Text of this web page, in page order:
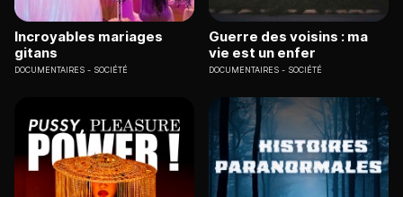
Incroyables mariages
gitans
DOCUMENTAIRES SOCIÉTÉ
Guerre des voisins : ma
vie est un enfer
DOCUMENTAIRES SOCIÉTÉ